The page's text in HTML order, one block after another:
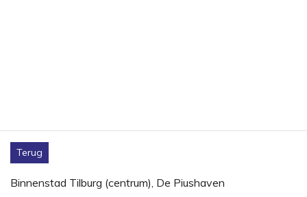
Terug
Binnenstad Tilburg (centrum) De Piushaven